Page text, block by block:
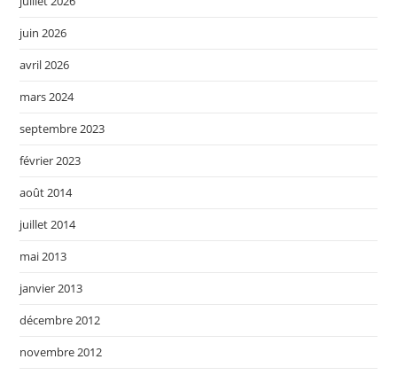
juin 2026
avril 2026
mars 2024
septembre 2023
février 2023
août 2014
juillet 2014
mai 2013
janvier 2013
décembre 2012
novembre 2012